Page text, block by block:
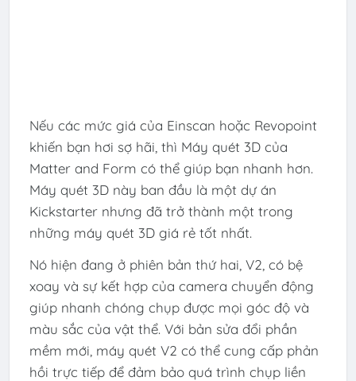
Nếu các mức giá của Einscan hoặc Revopoint
khiến bạn hơi sợ hãi, thì Máy quét 3D của
Matter and Form có thể giúp bạn nhanh hơn.
Máy quét 3D này ban đầu là một dự án
Kickstarter nhưng đã trở thành một trong
những máy quét 3D giá rẻ tốt nhất.
Nó hiện đang ở phiên bản thứ hai, V2, có bệ
xoay và sự kết hợp của camera chuyển động
giúp nhanh chóng chụp được mọi góc độ và
màu sắc của vật thể. Với bản sửa đổi phần
mềm mới, máy quét V2 có thể cung cấp phản
hồi trực tiếp để đảm bảo quá trình chụp liền